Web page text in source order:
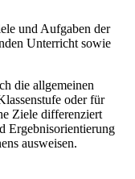
und Aufgaben der
Unterricht sowie
die allgemeinen
oder für
Ziele differenziert
Ergebnisorientierung
ausweisen.